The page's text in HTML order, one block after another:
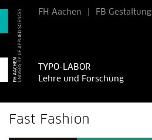
FH Aachen FB Gestaltung
TYPO-LABOR
Lehre und Forschung
Fast Fashion